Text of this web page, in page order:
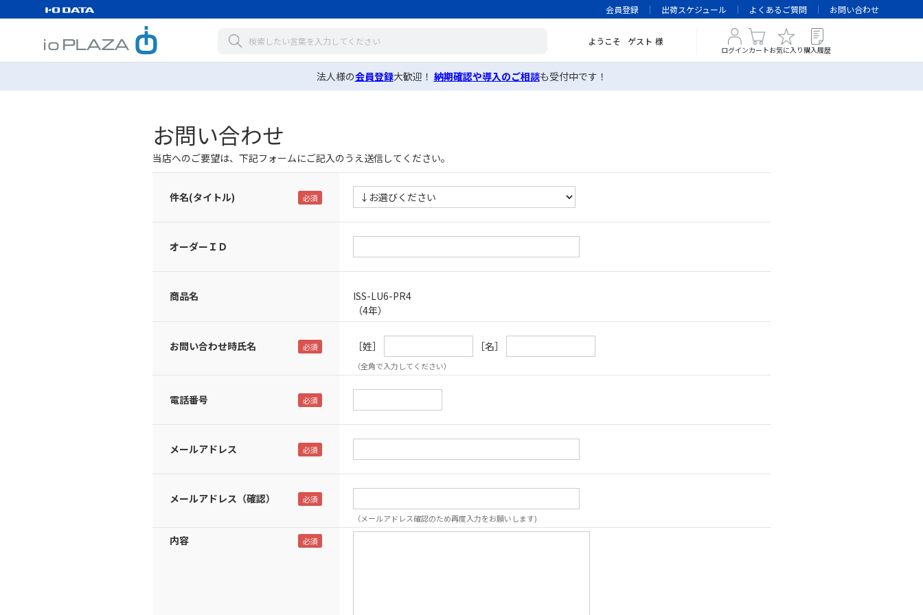
会員登録 出荷スケジュール よくあるご質問 お問い合わせ
ようこそ ゲスト 様
ログインカートお気に入り 購入履歴
法人様の会員登録大歓迎！ 納期確認や導入のご相談も受付中です！
お問い合わせ
当店へのご要望は、下記フォームにご記入のうえ送信してください。
件名(タイトル)
オーダーＩＤ
商品名
ISS-LU6-PR4
（4年）
お問い合わせ時氏名 ［姓］ ［名］
（全角で入力してください）
電話番号
メールアドレス
メールアドレス（確認）
（メールアドレス確認のため再度入力をお願いします)
内容